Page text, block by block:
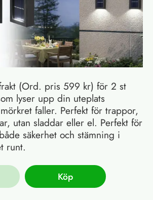
(Ord. pris 599 kr) för 2 st
lyser upp din uteplats
faller. Perfekt för trappor,
utan sladdar eller el. Perfekt för
säkerhet och stämning i
runt.
Köp